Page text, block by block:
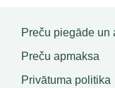
Preču piegāde un
Preču apmaksa
Privātuma politika